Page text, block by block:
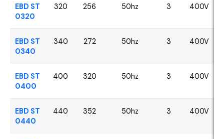
EBD ST
0320
320 256 50hz 3 400V
EBD ST
0340
340 272 50hz 3 400V
EBD ST
0400
400 320 50hz 3 400V
EBD ST
0440
440 352 50hz 3 400V